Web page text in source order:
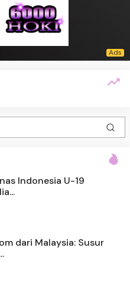
Indonesia U-19
dari Malaysia: Susur